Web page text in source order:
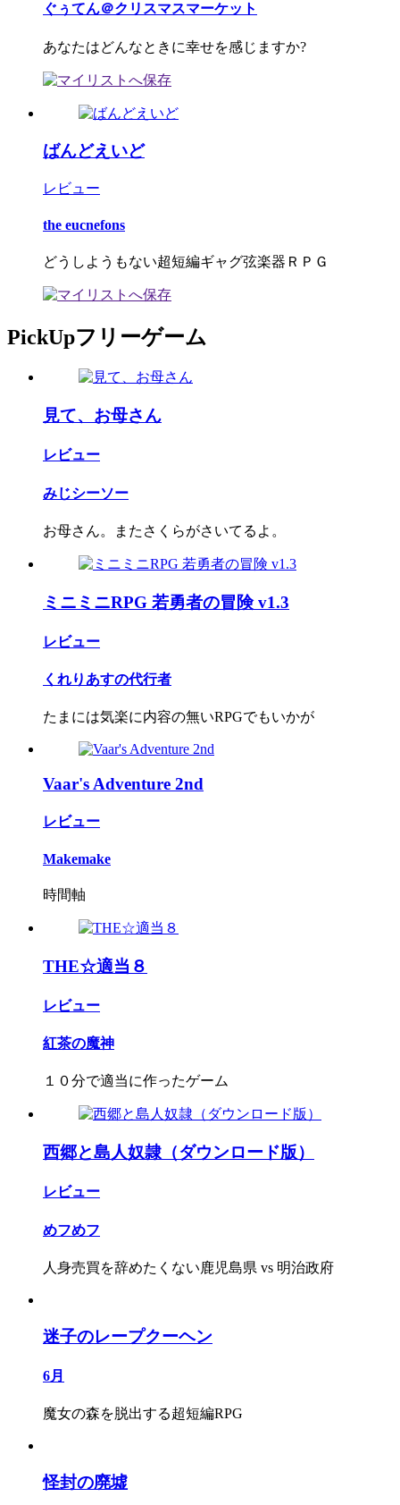
ぐぅてん＠クリスマスマーケット
あなたはどんなときに幸せを感じますか?
ばんどえいど
レビュー
the eucnefons
どうしようもない超短編ギャグ弦楽器ＲＰＧ
PickUpフリーゲーム
見て、お母さん
レビュー
みじシーソー
お母さん。またさくらがさいてるよ。
ミニミニRPG 若勇者の冒険 v1.3
レビュー
くれりあすの代行者
たまには気楽に内容の無いRPGでもいかが
Vaar's Adventure 2nd
レビュー
Makemake
時間軸
THE☆適当８
レビュー
紅茶の魔神
１０分で適当に作ったゲーム
西郷と島人奴隷（ダウンロード版）
レビュー
めフめフ
人身売買を辞めたくない鹿児島県 vs 明治政府
迷子のレープクーヘン
6月
魔女の森を脱出する超短編RPG
怪封の廃墟